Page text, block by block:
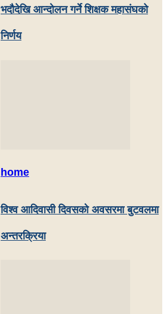
भदौदेखि आन्दोलन गर्ने शिक्षक महासंघको
निर्णय
home
विश्व आदिवासी दिवसको अवसरमा बुटवलमा
अन्तरक्रिया